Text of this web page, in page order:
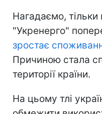
Нагадаємо,
"Укренерго"
зростає
Причиною стала
території країни.
На цьому тлі